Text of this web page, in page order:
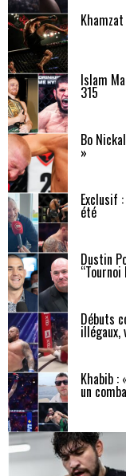
Islam
315
Bo
»
Exclusif
été
Dustin
“Tournoi
Débuts
Khabib :
un